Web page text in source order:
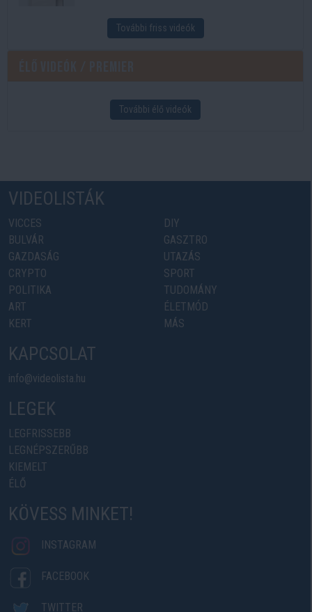
További friss videók
További élő videók
VIDEOLISTÁK
VICCES
BULVÁR
GAZDASÁG
CRYPTO
POLITIKA
ART
KERT
DIY
GASZTRO
UTAZÁS
SPORT
TUDOMÁNY
ÉLETMÓD
MÁS
KAPCSOLAT
info@videolista.hu
LEGEK
LEGFRISSEBB
LEGNÉPSZERŰBB
KIEMELT
ÉLŐ
KÖVESS MINKET!
INSTAGRAM
FACEBOOK
TWITTER